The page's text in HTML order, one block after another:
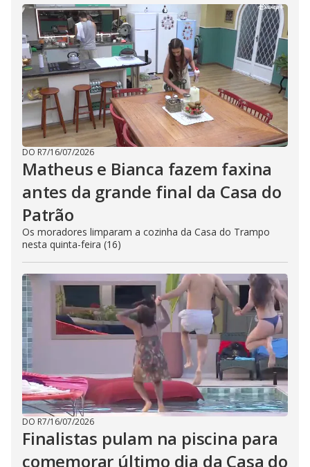
DO R7/16/07/2026
Matheus e Bianca fazem faxina
antes da grande final da Casa do
Patrão
Os moradores limparam a cozinha da Casa do Trampo
nesta quinta-feira (16)
DO R7/16/07/2026
Finalistas pulam na piscina para
comemorar último dia da Casa do